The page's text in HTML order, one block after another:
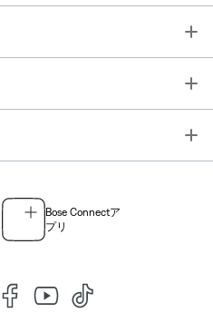
Bose Connectア
プリ